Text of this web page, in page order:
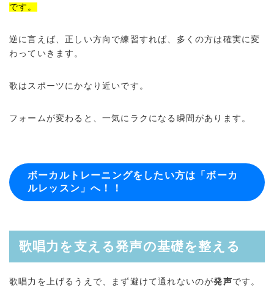
です。
逆に言えば、正しい方向で練習すれば、多くの方は確実に変
わっていきます。
歌はスポーツにかなり近いです。
フォームが変わると、一気にラクになる瞬間があります。
ボーカルトレーニングをしたい方は「ボーカ
ルレッスン」へ！！
歌唱力を支える発声の基礎を整える
歌唱力を上げるうえで、まず避けて通れないのが発声です。